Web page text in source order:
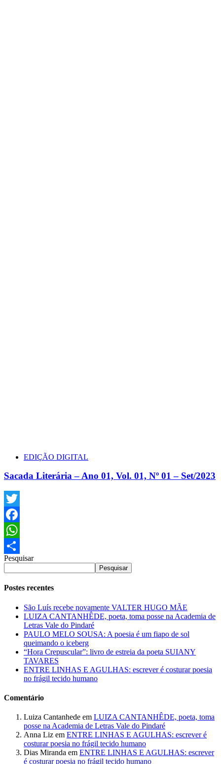
EDIÇÃO DIGITAL
Sacada Literária – Ano 01, Vol. 01, Nº 01 – Set/2023
Twitter
Facebook
WhatsApp
Share
Pesquisar
Pesquisar
Postes recentes
São Luís recebe novamente VALTER HUGO MÃE
LUIZA CANTANHÊDE, poeta, toma posse na Academia de
Letras Vale do Pindaré
PAULO MELO SOUSA: A poesia é um fiapo de sol
queimando o iceberg
“Hora Crepuscular”: livro de estreia da poeta SUIANY
TAVARES
ENTRE LINHAS E AGULHAS: escrever é costurar poesia
no frágil tecido humano
Comentário
Luiza Cantanhede em LUIZA CANTANHÊDE, poeta, toma
posse na Academia de Letras Vale do Pindaré
Anna Liz em ENTRE LINHAS E AGULHAS: escrever é
costurar poesia no frágil tecido humano
Dias Miranda em ENTRE LINHAS E AGULHAS: escrever
é costurar poesia no frágil tecido humano